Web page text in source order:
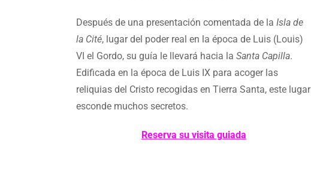
Después de una presentación comentada de la Isla de
la Cité, lugar del poder real en la época de Luis (Louis)
VI el Gordo, su guía le llevará hacia la Santa Capilla.
Edificada en la época de Luis IX para acoger las
reliquias del Cristo recogidas en Tierra Santa, este lugar
esconde muchos secretos.
Reserva su visita guiada